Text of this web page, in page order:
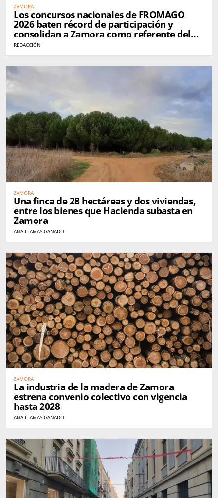
ZAMORA
Los concursos nacionales de FROMAGO
2026 baten récord de participación y
consolidan a Zamora como referente del
queso en España
REDACCIÓN
ZAMORA
Una finca de 28 hectáreas y dos viviendas,
entre los bienes que Hacienda subasta en
Zamora
ANA LLAMAS GANADO
ZAMORA
La industria de la madera de Zamora
estrena convenio colectivo con vigencia
hasta 2028
ANA LLAMAS GANADO